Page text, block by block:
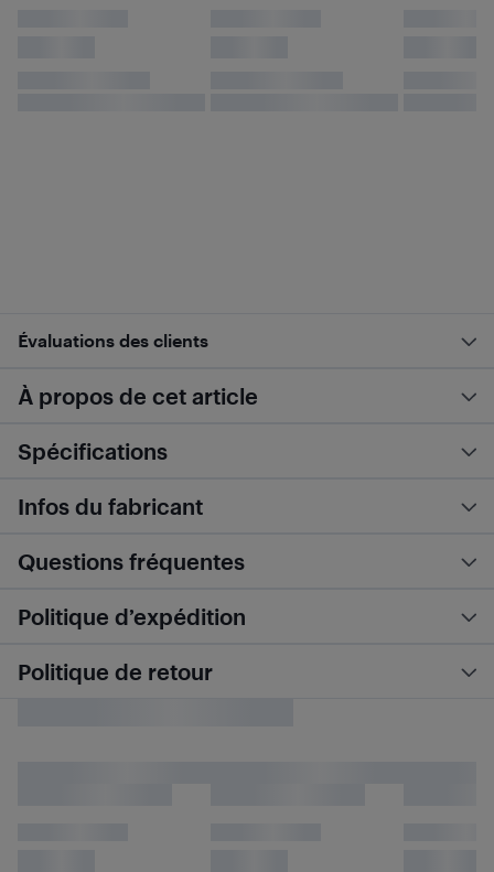
Évaluations des clients
À propos de cet article
Spécifications
Infos du fabricant
Questions fréquentes
Politique d’expédition
Politique de retour